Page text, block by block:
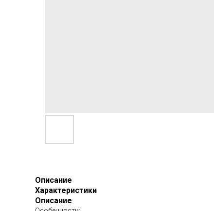
Описание
Характеристики
Описание